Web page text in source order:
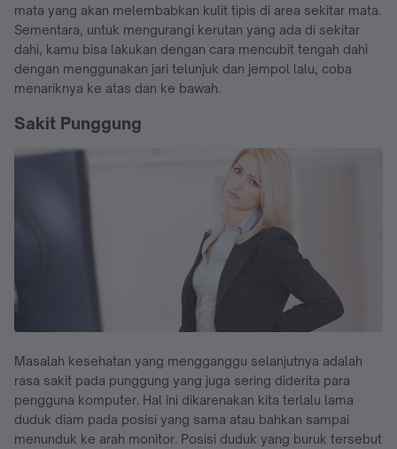
mata yang akan melembabkan kulit tipis di area sekitar mata.
Sementara, untuk mengurangi kerutan yang ada di sekitar
dahi, kamu bisa lakukan dengan cara mencubit tengah dahi
dengan menggunakan jari telunjuk dan jempol lalu, coba
menariknya ke atas dan ke bawah.
Sakit Punggung
Masalah kesehatan yang mengganggu selanjutnya adalah
rasa sakit pada punggung yang juga sering diderita para
pengguna komputer. Hal ini dikarenakan kita terlalu lama
duduk diam pada posisi yang sama atau bahkan sampai
menunduk ke arah monitor. Posisi duduk yang buruk tersebut